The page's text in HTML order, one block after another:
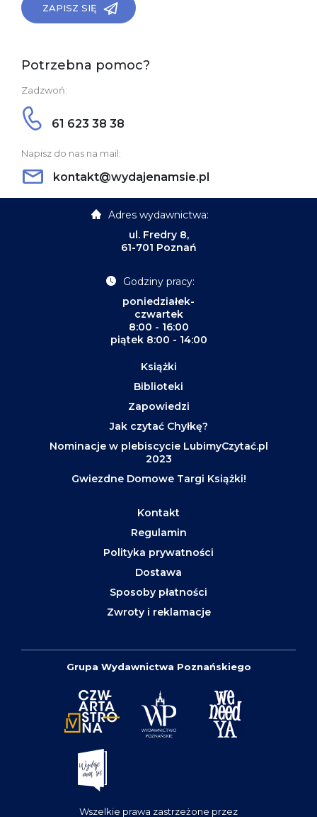
ZAPISZ SIĘ
Potrzebna pomoc?
Zadzwoń:
61 623 38 38
Napisz do nas na mail:
kontakt@wydajenamsie.pl
Adres wydawnictwa:
ul. Fredry 8,
61-701 Poznań
Godziny pracy:
poniedziałek-
czwartek
8:00 - 16:00
piątek 8:00 - 14:00
Książki
Biblioteki
Zapowiedzi
Jak czytać Chyłkę?
Nominacje w plebiscycie LubimyCzytać.pl
2023
Gwiezdne Domowe Targi Książki!
Kontakt
Regulamin
Polityka prywatności
Dostawa
Sposoby płatności
Zwroty i reklamacje
Grupa Wydawnictwa Poznańskiego
Wszelkie prawa zastrzeżone przez